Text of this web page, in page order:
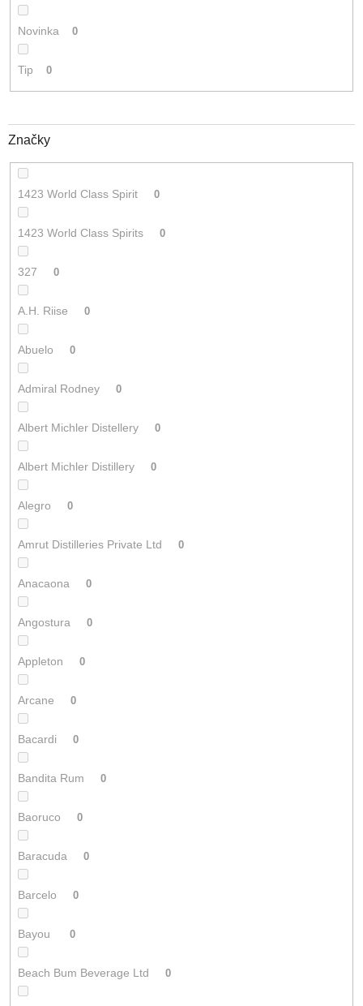
Novinka 0
Tip 0
Značky
1423 World Class Spirit 0
1423 World Class Spirits 0
327 0
A.H. Riise 0
Abuelo 0
Admiral Rodney 0
Albert Michler Distellery 0
Albert Michler Distillery 0
Alegro 0
Amrut Distilleries Private Ltd 0
Anacaona 0
Angostura 0
Appleton 0
Arcane 0
Bacardi 0
Bandita Rum 0
Baoruco 0
Baracuda 0
Barcelo 0
Bayou 0
Beach Bum Beverage Ltd 0